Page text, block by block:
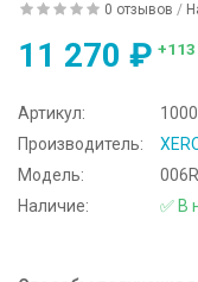
0 отзывов /
11 270 ₽
Артикул:
Производитель:
Модель:
Наличие:
✅ В